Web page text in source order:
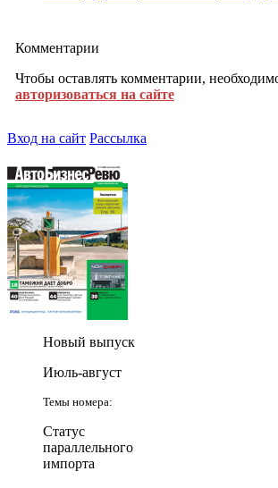
Комментарии
Чтобы оставлять комментарии,
авторизоваться на сайте
Вход на сайт Рассылка
Новый выпуск
Июль-август
Темы номера:
Статус
параллельного
импорта